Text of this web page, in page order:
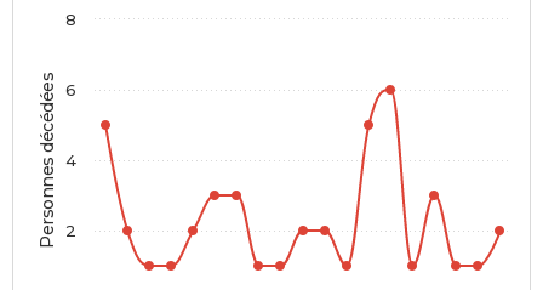
Personnes décédées 2
4
6
8